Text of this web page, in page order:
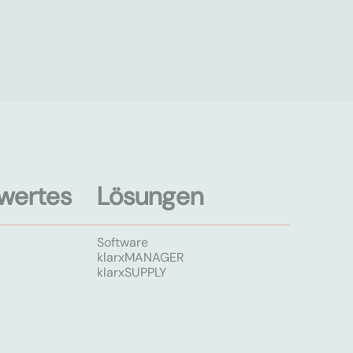
Lösungen
Software
klarxMANAGER
klarxSUPPLY